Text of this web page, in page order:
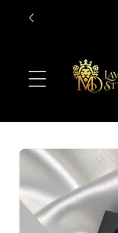
Prejsť na
informácie
produkte